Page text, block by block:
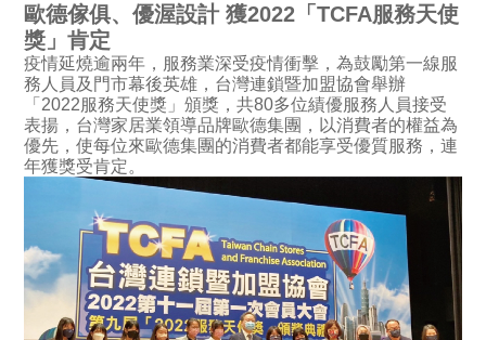
歐德傢俱、優渥設計 獲2022「TCFA服務天使
獎」肯定
疫情延燒逾兩年，服務業深受疫情衝擊，為鼓勵第一線服
務人員及門市幕後英雄，台灣連鎖暨加盟協會舉辦
「2022服務天使獎」頒獎，共80多位績優服務人員接受
表揚，台灣家居業領導品牌歐德集團，以消費者的權益為
優先，使每位來歐德集團的消費者都能享受優質服務，連
年獲獎受肯定。